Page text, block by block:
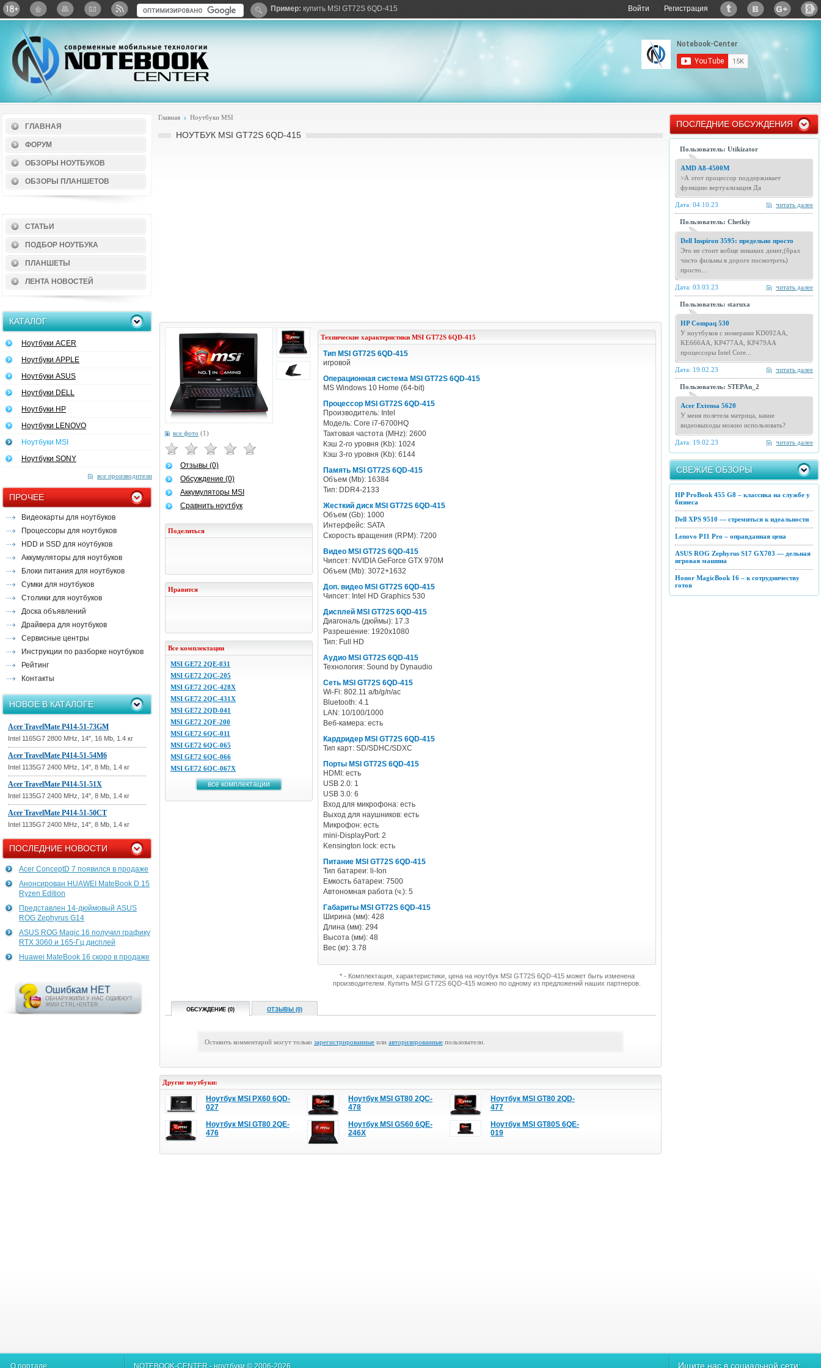
Войти Регистрация
Twitter ВКонтактеGoogle+Яндекс: Каталог виджетовПример: купить MSI GT72S 6QD-415
ГЛАВНАЯ
ФОРУМ
ОБЗОРЫ НОУТБУКОВ
ОБЗОРЫ ПЛАНШЕТОВ
СТАТЬИ
ПОДБОР НОУТБУКА
ПЛАНШЕТЫ
ЛЕНТА НОВОСТЕЙ
КАТАЛОГ
Ноутбуки ACER
Ноутбуки APPLE
Ноутбуки ASUS
Ноутбуки DELL
Ноутбуки HP
Ноутбуки LENOVO
Ноутбуки MSI
Ноутбуки SONY
все производители
ПРОЧЕЕ
Видеокарты для ноутбуков
Процессоры для ноутбуков
HDD и SSD для ноутбуков
Аккумуляторы для ноутбуков
Блоки питания для ноутбуков
Сумки для ноутбуков
Столики для ноутбуков
Доска объявлений
Драйвера для ноутбуков
Сервисные центры
Инструкции по разборке ноутбуков
Рейтинг
Контакты
НОВОЕ В КАТАЛОГЕ
Acer TravelMate P414-51-73GM
Intel 1165G7 2800 MHz, 14", 16 Mb, 1.4 кг
Acer TravelMate P414-51-54M6
Intel 1135G7 2400 MHz, 14", 8 Mb, 1.4 кг
Acer TravelMate P414-51-51X
Intel 1135G7 2400 MHz, 14", 8 Mb, 1.4 кг
Acer TravelMate P414-51-50CT
Intel 1135G7 2400 MHz, 14", 8 Mb, 1.4 кг
ПОСЛЕДНИЕ НОВОСТИ
Acer ConceptD 7 появился в продаже
Анонсирован HUAWEI MateBook D 15
Ryzen Edition
Представлен 14-дюймовый ASUS
ROG Zephyrus G14
ASUS ROG Magic 16 получил графику
RTX 3060 и 165-Гц дисплей
Huawei MateBook 16 скоро в продаже
Ошибкам НЕТ
ОБНАРУЖИЛИ У НАС ОШИБКУ?
ЖМИ CTRL+ENTER
Главная Ноутбуки MSI
НОУТБУК MSI GT72S 6QD-415
все фото (1)
Отзывы (0)
Обсуждение (0)
Аккумуляторы MSI
Сравнить ноутбук
Поделиться
Нравится
Все комплектации
MSI GE72 2QE-031
MSI GE72 2QC-205
MSI GE72 2QC-428X
MSI GE72 2QC-431X
MSI GE72 2QD-041
MSI GE72 2QF-200
MSI GE72 6QC-011
MSI GE72 6QC-065
MSI GE72 6QC-066
MSI GE72 6QC-067X
все комплектации
Технические характеристики MSI GT72S 6QD-415
Тип MSI GT72S 6QD-415
игровой
Операционная система MSI GT72S 6QD-415
MS Windows 10 Home (64-bit)
Процессор MSI GT72S 6QD-415
Производитель: Intel
Модель: Core i7-6700HQ
Тактовая частота (MHz): 2600
Кэш 2-го уровня (Kb): 1024
Кэш 3-го уровня (Kb): 6144
Память MSI GT72S 6QD-415
Объем (Mb): 16384
Тип: DDR4-2133
Жесткий диск MSI GT72S 6QD-415
Объем (Gb): 1000
Интерфейс: SATA
Скорость вращения (RPM): 7200
Видео MSI GT72S 6QD-415
Чипсет: NVIDIA GeForce GTX 970M
Объем (Mb): 3072+1632
Доп. видео MSI GT72S 6QD-415
Чипсет: Intel HD Graphics 530
Дисплей MSI GT72S 6QD-415
Диагональ (дюймы): 17.3
Разрешение: 1920x1080
Тип: Full HD
Аудио MSI GT72S 6QD-415
Технология: Sound by Dynaudio
Сеть MSI GT72S 6QD-415
Wi-Fi: 802.11 a/b/g/n/ac
Bluetooth: 4.1
LAN: 10/100/1000
Веб-камера: есть
Кардридер MSI GT72S 6QD-415
Тип карт: SD/SDHC/SDXC
Порты MSI GT72S 6QD-415
HDMI: есть
USB 2.0: 1
USB 3.0: 6
Вход для микрофона: есть
Выход для наушников: есть
Микрофон: есть
mini-DisplayPort: 2
Kensington lock: есть
Питание MSI GT72S 6QD-415
Тип батареи: li-Ion
Емкость батареи: 7500
Автономная работа (ч.): 5
Габариты MSI GT72S 6QD-415
Ширина (мм): 428
Длина (мм): 294
Высота (мм): 48
Вес (кг): 3.78
* - Комплектация, характеристики, цена на ноутбук MSI GT72S 6QD-415 может быть изменена
производителем. Купить MSI GT72S 6QD-415 можно по одному из предложений наших партнеров.
ОБСУЖДЕНИЕ (0) ОТЗЫВЫ (0)
Оставить комментарий могут только зарегистрированные или авторизированные пользователи.
Другие ноутбуки:
Ноутбук MSI PX60 6QD-
027
Ноутбук MSI GT80 2QC-
478
Ноутбук MSI GT80 2QD-
477
Ноутбук MSI GT80 2QE-
476
Ноутбук MSI GS60 6QE-
246X
Ноутбук MSI GT80S 6QE-
019
ПОСЛЕДНИЕ ОБСУЖДЕНИЯ
Пользователь: Utikizator
AMD A8-4500M
>А этот процессор поддерживает
функцию вертуализация Да
читать далее
Дата: 04.10.23
Пользователь: Chetkiy
Dell Inspiron 3595: предельно просто
Это не стоит вобще никаких денег,(брал
чисто фильмы в дороге посмотреть)
просто...
читать далее
Дата: 03.03.23
Пользователь: staruxa
HP Compaq 530
У ноутбуков с номерами KD092AA,
KE666AA, KP477AA, KP479AA
процессоры Intel Core...
читать далее
Дата: 19.02.23
Пользователь: STEPAn_2
Acer Extensa 5620
У меня полетела матрица, какие
видеовыходы можно использовать?
читать далее
Дата: 19.02.23
СВЕЖИЕ ОБЗОРЫ
HP ProBook 455 G8 – классика на службе у
бизнеса
Dell XPS 9510 — стремиться к идеальности
Lenovo P11 Pro – оправданная цена
ASUS ROG Zephyrus S17 GX703 — дельная
игровая машина
Honor MagicBook 16 – к сотрудничеству
готов
О портале: NOTEBOOK-CENTER - ноутбуки © 2006-2026 Ищите нас в социальной сети: